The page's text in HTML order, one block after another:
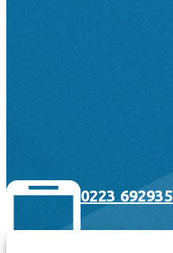
0223 692935